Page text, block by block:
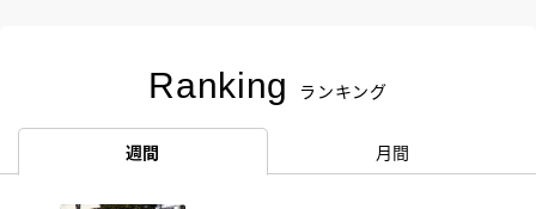
Ranking ランキング
週間 月間